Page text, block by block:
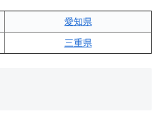
愛知県
三重県